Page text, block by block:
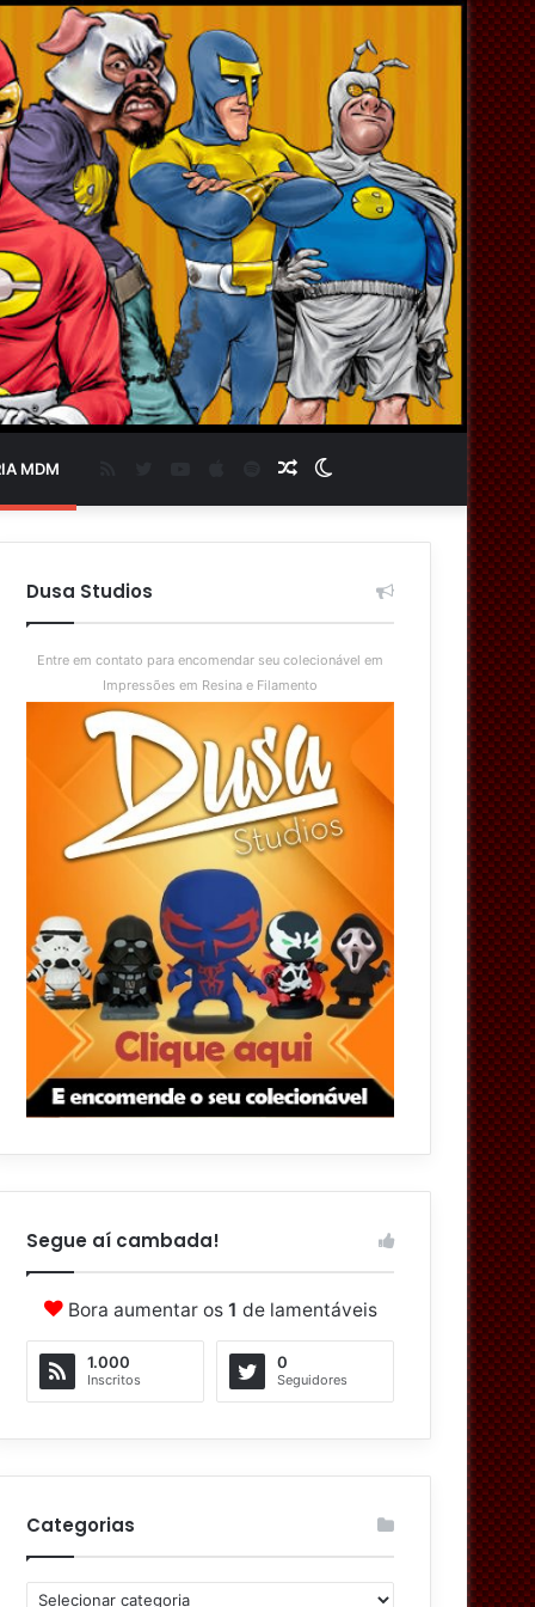
MDM
skin
Artigo
aleatório
Spotify
Dusa Studios
Entre em contato para encomendar seu colecionável em
Impressões em Resina e Filamento
Segue aí cambada!
Bora aumentar os 1 de lamentáveis
1.000
Inscritos
0
Seguidores
Categorias